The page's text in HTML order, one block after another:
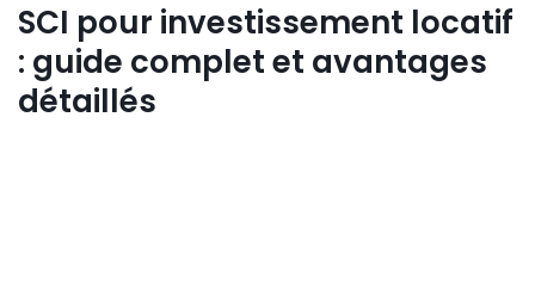
SCI pour investissement locatif
: guide complet et avantages
détaillés